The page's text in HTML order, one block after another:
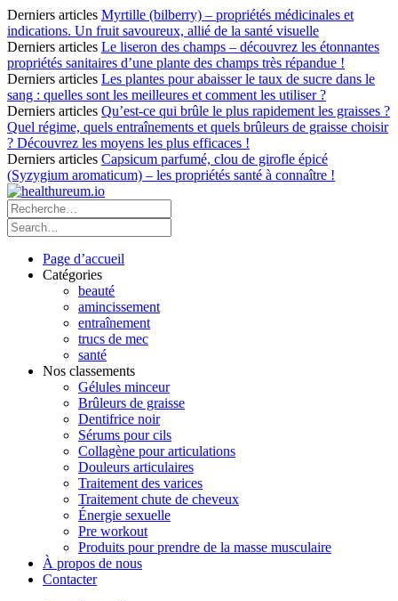
Derniers articles Myrtille (bilberry) – propriétés médicinales et
indications. Un fruit savoureux, allié de la santé visuelle
Derniers articles Le liseron des champs – découvrez les étonnantes
propriétés sanitaires d’une plante des champs très répandue !
Derniers articles Les plantes pour abaisser le taux de sucre dans le
sang : quelles sont les meilleures et comment les utiliser ?
Derniers articles Qu’est-ce qui brûle le plus rapidement les graisses ?
Quel régime, quels entraînements et quels brûleurs de graisse choisir
? Découvrez les moyens les plus efficaces !
Derniers articles Capsicum parfumé, clou de girofle épicé
(Syzygium aromaticum) – les propriétés santé à connaître !
Page d’accueil
Catégories
beauté
amincissement
entraînement
trucs de mec
santé
Nos classements
Gélules minceur
Brûleurs de graisse
Dentifrice noir
Sérums pour cils
Collagène pour articulations
Douleurs articulaires
Traitement des varices
Traitement chute de cheveux
Énergie sexuelle
Pre workout
Produits pour prendre de la masse musculaire
À propos de nous
Contacter